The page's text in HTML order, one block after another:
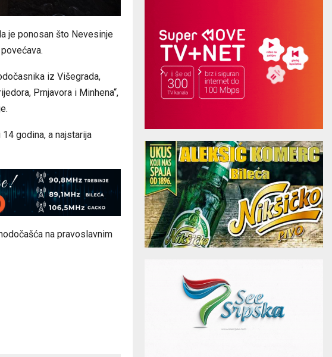
je ponosan što Nevesinje
iz Višegrada,
Prnjavora i Minhena“,
godina, a najstarija
na pravoslavnim